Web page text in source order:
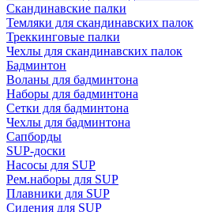
Скандинавские палки
Темляки для скандинавских палок
Треккинговые палки
Чехлы для скандинавских палок
Бадминтон
Воланы для бадминтона
Наборы для бадминтона
Сетки для бадминтона
Чехлы для бадминтона
Сапборды
SUP-доски
Насосы для SUP
Рем.наборы для SUP
Плавники для SUP
Сидения для SUP